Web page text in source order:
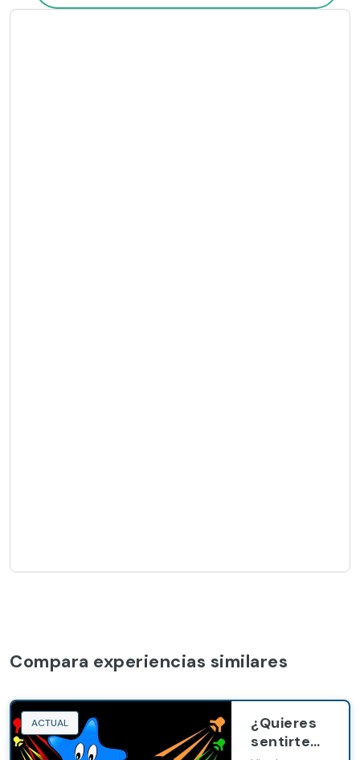
Compara experiencias similares
ACTUAL
¿Quieres
sentirte